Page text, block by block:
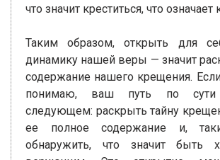
что значит креститься, что
Таким образом, открыть для
динамику нашей веры — значит
содержание нашего крещения.
понимаю, ваш путь по сути
следующем: раскрыть тайну
ее полное содержание и,
обнаружить, что значит быть